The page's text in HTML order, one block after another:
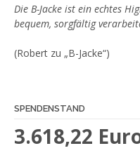
Die B-Jacke ist ein echtes
bequem, sorgfältig
(Robert zu „B-Jacke“)
SPENDENSTAND
3.618,22